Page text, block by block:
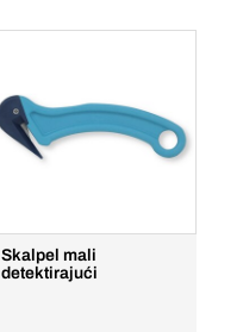
Skalpel mali
detektirajući